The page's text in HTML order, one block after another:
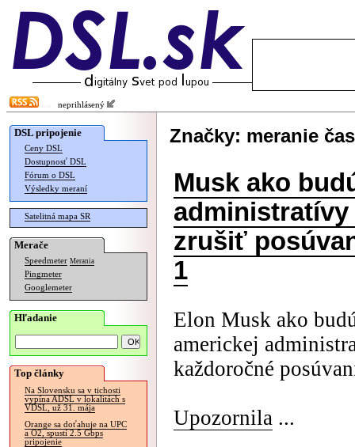
neprihlásený
DSL pripojenie
Ceny DSL
Dostupnosť DSL
Fórum o DSL
Výsledky meraní
Satelitná mapa SR
Merače
Speedmeter Merania
Pingmeter
Googlemeter
Hľadanie
Top články
Na Slovensku sa v tichosti
vypína ADSL v lokalitách s
VDSL, už 31. mája
Orange sa doťahuje na UPC
a O2, spustí 2.5 Gbps
pripojenie
Značky: meranie
Musk ako
administratívy
zrušiť
1
Elon Musk ako
americkej
každoročné
Upozornila ...